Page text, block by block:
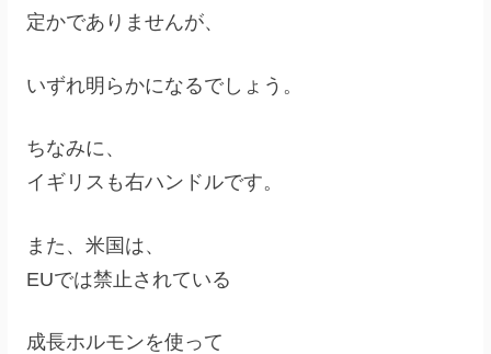
定かでありませんが、
いずれ明らかになるでしょう。
ちなみに、
イギリスも右ハンドルです。
また、米国は、
EUでは禁止されている
成長ホルモンを使って